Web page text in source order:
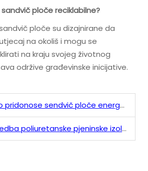
ploče reciklabilne?
ploče su dizajnirane da
na okoliš i mogu se
na kraju svojeg životnog
održive građevinske inicijative.
sendvič ploče energetskoj učinkovitosti zgrada?
pjeninske izolacije s tradičnim materijalima